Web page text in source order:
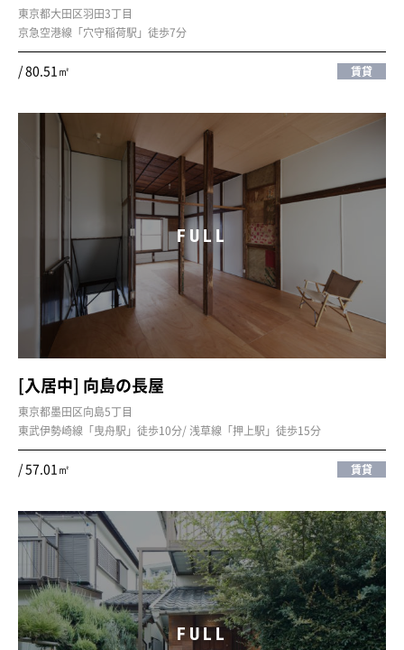
東京都大田区羽田3丁目
京急空港線「穴守稲荷駅」徒歩7分
/ 80.51㎡ 賃貸
FULL
[入居中] 向島の長屋
東京都墨田区向島5丁目
東武伊勢崎線「曳舟駅」徒歩10分/ 浅草線「押上駅」徒歩15分
/ 57.01㎡ 賃貸
FULL